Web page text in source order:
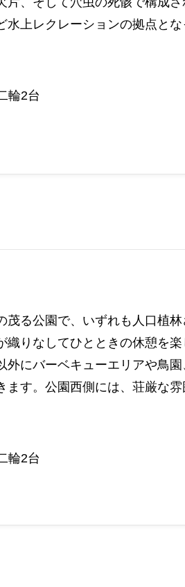
上レクレーションの拠点とな
輪2台
る公園で、いずれも人口植
りなしてひとときの休憩を
にバーベキューエリアや鳥
す。公園西側には、荘厳な
輪2台